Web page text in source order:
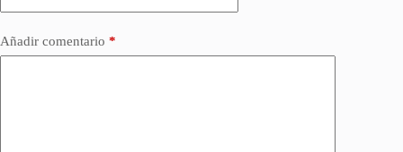
Añadir comentario *